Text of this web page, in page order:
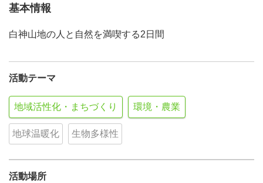
基本情報
白神山地の人と自然を満喫する2日間
活動テーマ
地域活性化・まちづくり 環境・農業
地球温暖化 生物多様性
活動場所